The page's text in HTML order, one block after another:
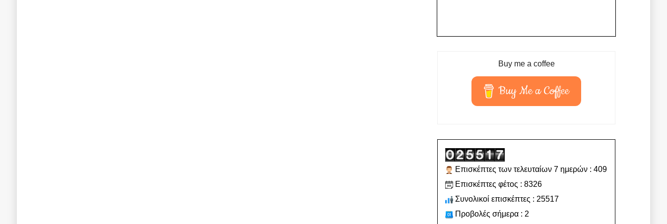
Buy me a coffee
Buy Me a Coffee
Επισκέπτες των τελευταίων 7 ημερών : 409
Επισκέπτες φέτος : 8326
Συνολικοί επισκέπτες : 25517
Προβολές σήμερα : 2